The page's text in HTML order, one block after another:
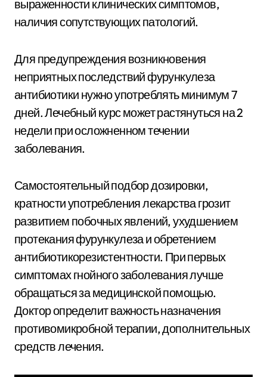
выраженности клинических симптомов,
наличия сопутствующих патологий.
Для предупреждения возникновения
неприятных последствий фурункулеза
антибиотики нужно употреблять минимум 7
дней. Лечебный курс может растянуться на 2
недели при осложненном течении
заболевания.
Самостоятельный подбор дозировки,
кратности употребления лекарства грозит
развитием побочных явлений, ухудшением
протекания фурункулеза и обретением
антибиотикорезистентности. При первых
симптомах гнойного заболевания лучше
обращаться за медицинской помощью.
Доктор определит важность назначения
противомикробной терапии, дополнительных
средств лечения.